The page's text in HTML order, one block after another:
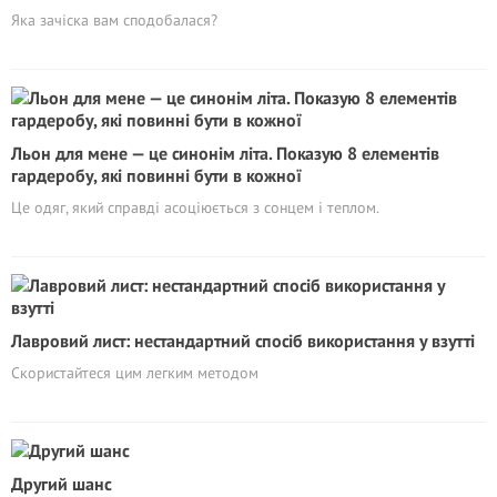
Яка зачіска вам сподобалася?
Льон для мене — це синонім літа. Показую 8 елементів
гардеробу, які повинні бути в кожної
Це одяг, який справді асоціюється з сонцем і теплом.
Лавровий лист: нестандартний спосіб використання у взутті
Скористайтеся цим легким методом
Другий шанс